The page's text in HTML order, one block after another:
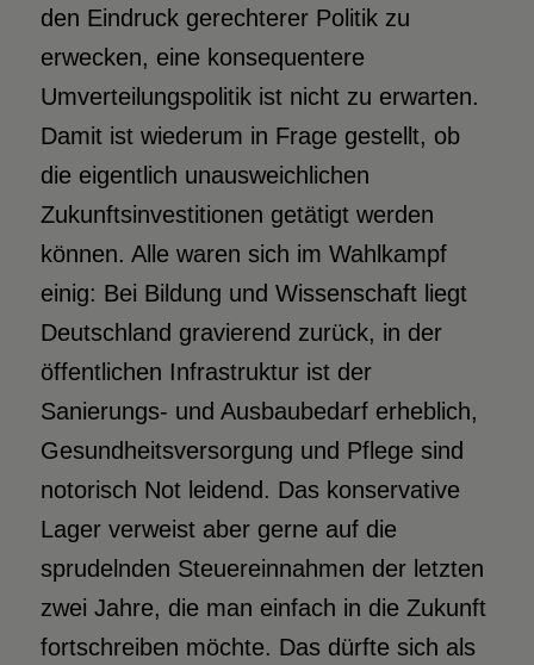
den Eindruck gerechterer Politik zu
erwecken, eine konsequentere
Umverteilungspolitik ist nicht zu erwarten.
Damit ist wiederum in Frage gestellt, ob
die eigentlich unausweichlichen
Zukunftsinvestitionen getätigt werden
können. Alle waren sich im Wahlkampf
einig: Bei Bildung und Wissenschaft liegt
Deutschland gravierend zurück, in der
öffentlichen Infrastruktur ist der
Sanierungs- und Ausbaubedarf erheblich,
Gesundheitsversorgung und Pflege sind
notorisch Not leidend. Das konservative
Lager verweist aber gerne auf die
sprudelnden Steuereinnahmen der letzten
zwei Jahre, die man einfach in die Zukunft
fortschreiben möchte. Das dürfte sich als